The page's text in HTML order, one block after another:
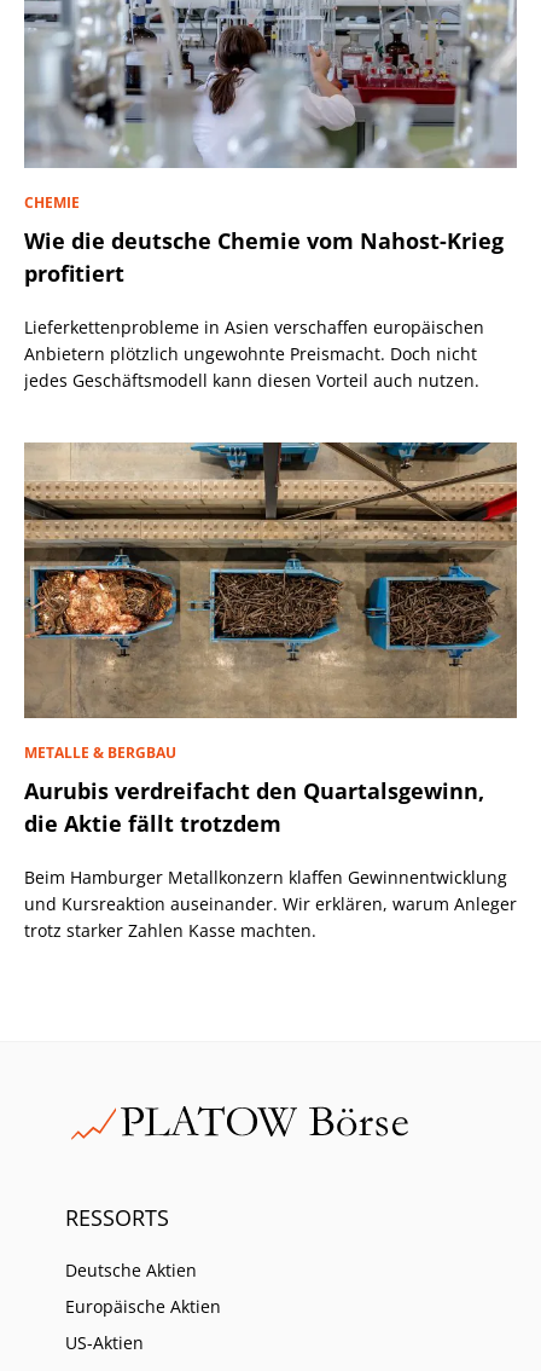
CHEMIE
Wie die deutsche Chemie vom Nahost-Krieg
profitiert
Lieferkettenprobleme in Asien verschaffen europäischen
Anbietern plötzlich ungewohnte Preismacht. Doch nicht
jedes Geschäftsmodell kann diesen Vorteil auch nutzen.
METALLE & BERGBAU
Aurubis verdreifacht den Quartalsgewinn,
die Aktie fällt trotzdem
Beim Hamburger Metallkonzern klaffen Gewinnentwicklung
und Kursreaktion auseinander. Wir erklären, warum Anleger
trotz starker Zahlen Kasse machten.
RESSORTS
Deutsche Aktien
Europäische Aktien
US-Aktien